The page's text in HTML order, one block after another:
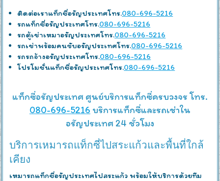
ติดต่อเราแท็กซี่อรัญประเทศโทร.080-696-5216
รถแท็กซี่อรัญประเทศโทร.080-696-5216
รถตู้เช่าเหมาอรัญประเทศโทร.080-696-5216
รถเช่าพร้อมคนขับอรัญประเทศโทร.080-696-5216
รถรถจ้างอรัญประเทศโทร.080-696-5216
โปรโมชั่นแท็กซี่อรัญประเทศโทร.080-696-5216
แท็กซี่อรัญประเทศ ศูนย์บริการแท็กซี่ครบวงจร โทร.
080-696-5216 บริการแท็กซี่และรถเช่าใน
อรัญประเทศ 24 ชั่วโมง
บริการเหมารถแท็กซี่ไปสระแก้วและพื้นที่ใกล้
เคียง
เหมารถแท็กซี่อรัญประเทศไปสระแก้ว พร้อมให้บริการด้วยทีม